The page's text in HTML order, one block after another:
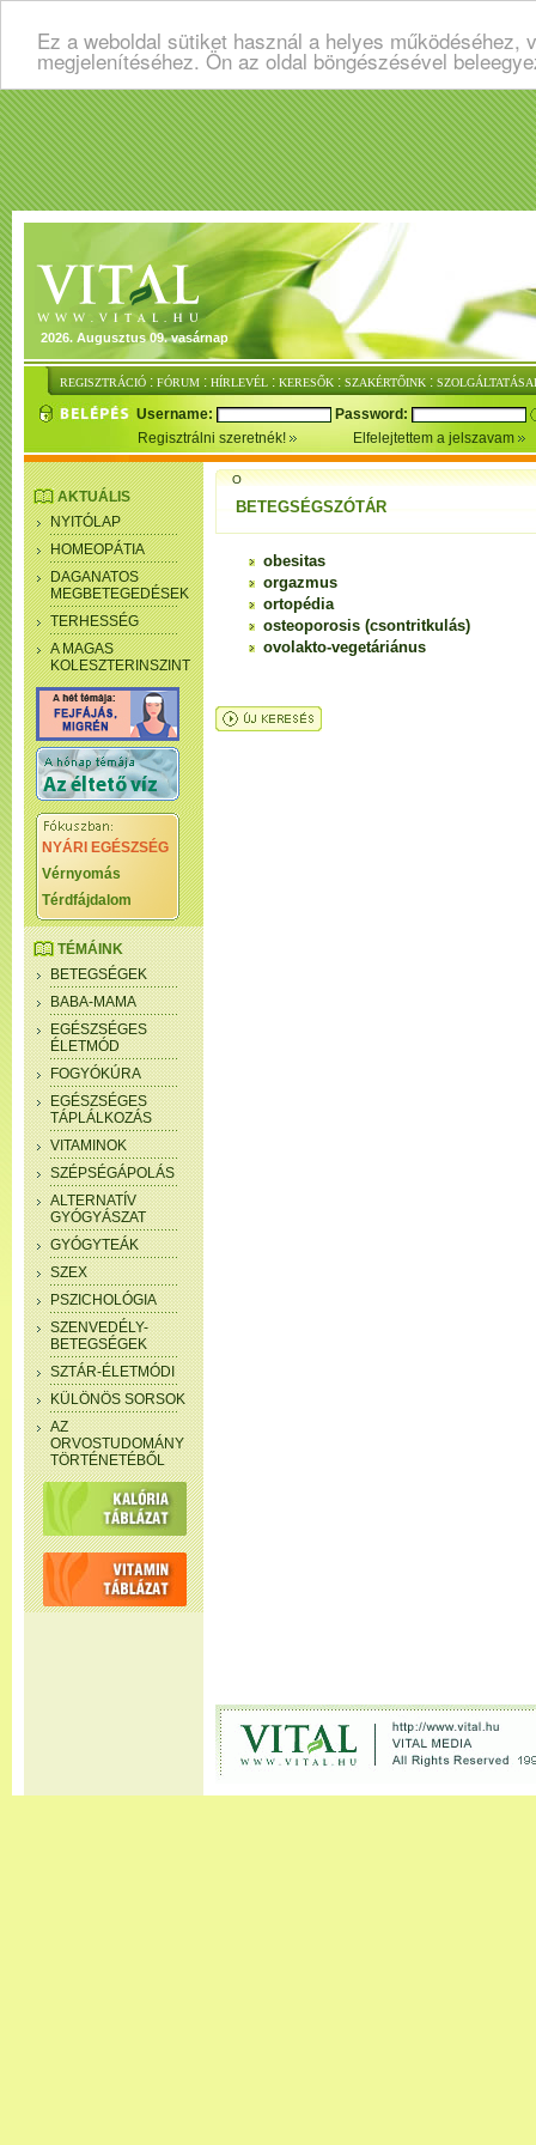
Ez a weboldal sütiket használ a helyes
megjelenítéséhez. Ön az oldal böngészésével
2026. Augusztus 09. vasárnap
REGISZTRÁCIÓ : FÓRUM : HÍRLEVÉL : KERESŐK : SZAKÉRTŐINK :
Username:
Password:
Regisztrálni szeretnék!
Elfelejtettem a jelszavam
AKTUÁLIS
NYITÓLAP
HOMEOPÁTIA
DAGANATOS
MEGBETEGEDÉSEK
TERHESSÉG
A MAGAS
KOLESZTERINSZINT
NYÁRI EGÉSZSÉG
Vérnyomás
Térdfájdalom
TÉMÁINK
BETEGSÉGEK
BABA-MAMA
EGÉSZSÉGES
ÉLETMÓD
FOGYÓKÚRA
EGÉSZSÉGES
TÁPLÁLKOZÁS
VITAMINOK
SZÉPSÉGÁPOLÁS
ALTERNATÍV
GYÓGYÁSZAT
GYÓGYTEÁK
SZEX
PSZICHOLÓGIA
SZENVEDÉLY-
BETEGSÉGEK
SZTÁR-ÉLETMÓDI
KÜLÖNÖS SORSOK
AZ
ORVOSTUDOMÁNY
TÖRTÉNETÉBŐL
O
BETEGSÉGSZÓTÁR
obesitas
orgazmus
ortopédia
osteoporosis (csontritkulás)
ovolakto-vegetáriánus